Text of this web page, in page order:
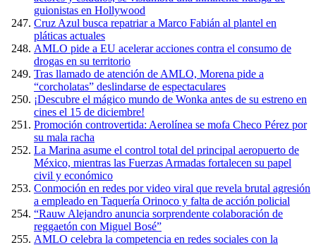
guionistas en Hollywood
Cruz Azul busca repatriar a Marco Fabián al plantel en
pláticas actuales
AMLO pide a EU acelerar acciones contra el consumo de
drogas en su territorio
Tras llamado de atención de AMLO, Morena pide a
“corcholatas” deslindarse de espectaculares
¡Descubre el mágico mundo de Wonka antes de su estreno en
cines el 15 de diciembre!
Promoción controvertida: Aerolínea se mofa Checo Pérez por
su mala racha
La Marina asume el control total del principal aeropuerto de
México, mientras las Fuerzas Armadas fortalecen su papel
civil y económico
Conmoción en redes por video viral que revela brutal agresión
a empleado en Taquería Orinoco y falta de acción policial
“Rauw Alejandro anuncia sorprendente colaboración de
reggaetón con Miguel Bosé”
AMLO celebra la competencia en redes sociales con la